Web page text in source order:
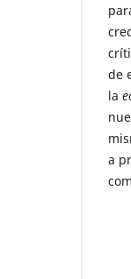
de
la
a